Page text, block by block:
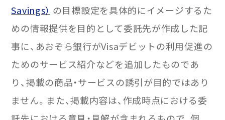
Savings） の目標設定を具体的にイメージするた
めの情報提供を目的として委託先が作成した記
事に、あおぞら銀行がVisaデビットの利用促進の
ためのサービス紹介などを追加したものであ
り、掲載の商品・サービスの誘引が目的ではあり
ません。また、掲載内容は、作成時点における委